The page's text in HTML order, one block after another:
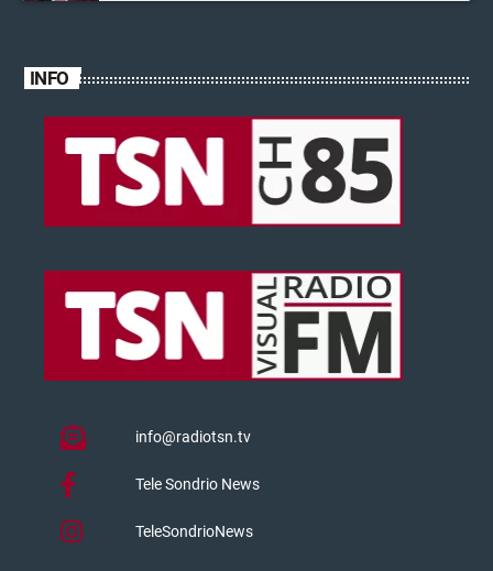
INFO
info@radiotsn.tv
Tele Sondrio News
TeleSondrioNews